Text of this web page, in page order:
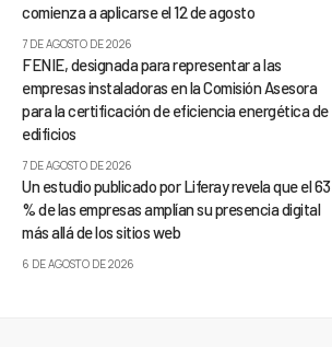
comienza a aplicarse el 12 de agosto
7 DE AGOSTO DE 2026
FENIE, designada para representar a las
empresas instaladoras en la Comisión Asesora
para la certificación de eficiencia energética de
edificios
7 DE AGOSTO DE 2026
Un estudio publicado por Liferay revela que el 63
% de las empresas amplían su presencia digital
más allá de los sitios web
6 DE AGOSTO DE 2026